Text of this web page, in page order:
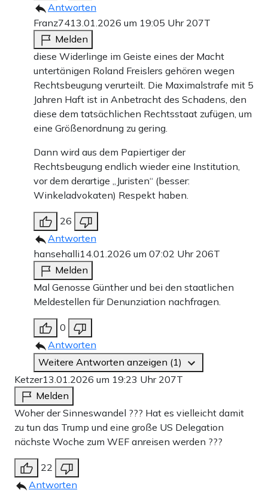
Antworten
Franz7413.01.2026 um 19:05 Uhr 207T
Melden
diese Widerlinge im Geiste eines der Macht
untertänigen Roland Freislers gehören wegen
Rechtsbeugung verurteilt. Die Maximalstrafe mit 5
Jahren Haft ist in Anbetracht des Schadens, den
diese dem tatsächlichen Rechtsstaat zufügen, um
eine Größenordnung zu gering.
Dann wird aus dem Papiertiger der
Rechtsbeugung endlich wieder eine Institution,
vor dem derartige „Juristen“ (besser:
Winkeladvokaten) Respekt haben.
26
Antworten
hansehalli14.01.2026 um 07:02 Uhr 206T
Melden
Mal Genosse Günther und bei den staatlichen
Meldestellen für Denunziation nachfragen.
0
Antworten
Weitere Antworten anzeigen (1)
Ketzer13.01.2026 um 19:23 Uhr 207T
Melden
Woher der Sinneswandel ??? Hat es vielleicht damit
zu tun das Trump und eine große US Delegation
nächste Woche zum WEF anreisen werden ???
22
Antworten